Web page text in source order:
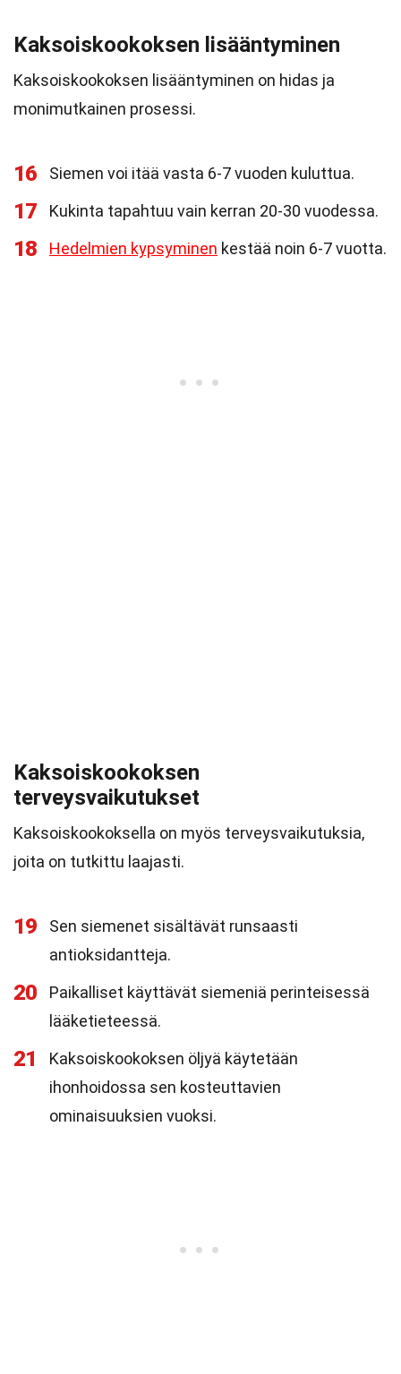
Kaksoiskookoksen lisääntyminen
Kaksoiskookoksen lisääntyminen on hidas ja
monimutkainen prosessi.
16 Siemen voi itää vasta 6-7 vuoden kuluttua.
17 Kukinta tapahtuu vain kerran 20-30 vuodessa.
18 Hedelmien kypsyminen kestää noin 6-7 vuotta.
Kaksoiskookoksen
terveysvaikutukset
Kaksoiskookoksella on myös terveysvaikutuksia,
joita on tutkittu laajasti.
19
Sen siemenet sisältävät runsaasti
antioksidantteja.
20
Paikalliset käyttävät siemeniä perinteisessä
lääketieteessä.
21
Kaksoiskookoksen öljyä käytetään
ihonhoidossa sen kosteuttavien
ominaisuuksien vuoksi.